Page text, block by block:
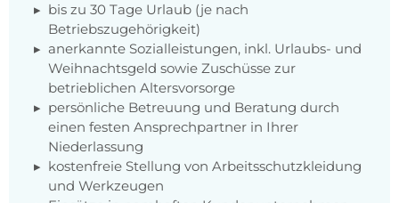
bis zu 30 Tage Urlaub (je nach
Betriebszugehörigkeit)
anerkannte Sozialleistungen, inkl. Urlaubs- und
Weihnachtsgeld sowie Zuschüsse zur
betrieblichen Altersvorsorge
persönliche Betreuung und Beratung durch
einen festen Ansprechpartner in Ihrer
Niederlassung
kostenfreie Stellung von Arbeitsschutzkleidung
und Werkzeugen